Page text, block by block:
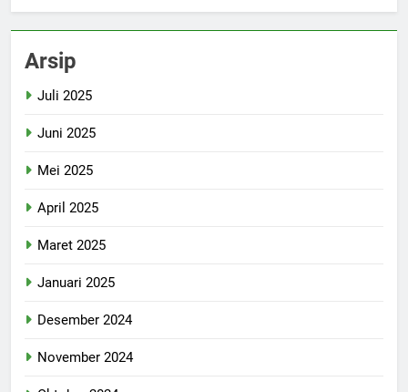
Arsip
Juli 2025
Juni 2025
Mei 2025
April 2025
Maret 2025
Januari 2025
Desember 2024
November 2024